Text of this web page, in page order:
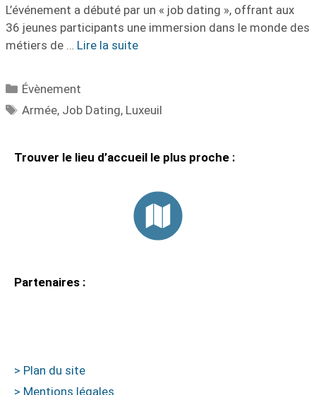
L’événement a débuté par un « job dating », offrant aux
36 jeunes participants une immersion dans le monde des
métiers de … Lire la suite
Catégories
Évènement
Étiquettes
Armée, Job Dating, Luxeuil
Trouver le lieu d’accueil le plus proche :
Partenaires :
> Plan du site
> Mentions légales